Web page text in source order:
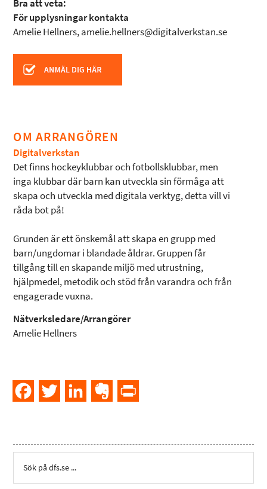
Bra att veta:
För upplysningar kontakta
Amelie Hellners, amelie.hellners@digitalverkstan.se
OM ARRANGÖREN
Digitalverkstan
Det finns hockeyklubbar och fotbollsklubbar, men
inga klubbar där barn kan utveckla sin förmåga att
skapa och utveckla med digitala verktyg, detta vill vi
råda bot på!
Grunden är ett önskemål att skapa en grupp med
barn/ungdomar i blandade åldrar. Gruppen får
tillgång till en skapande miljö med utrustning,
hjälpmedel, metodik och stöd från varandra och från
engagerade vuxna.
Nätverksledare/Arrangörer
Amelie Hellners
FacebookTwitter LinkedInEvernote